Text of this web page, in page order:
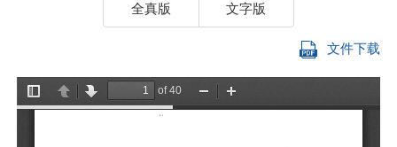
全真版 文字版
文件下载